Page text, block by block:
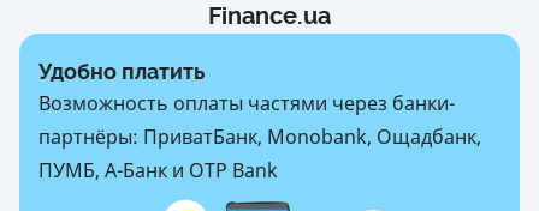
Finance.ua
Удобно платить
Возможность оплаты частями через банки-
партнёры: ПриватБанк, Monobank, Ощадбанк,
ПУМБ, А-Банк и OTP Bank